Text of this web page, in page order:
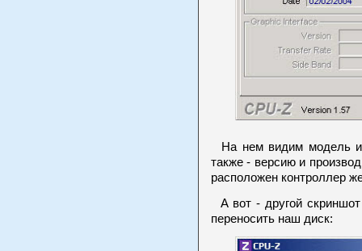
На нем видим модель и
также - версию и
расположен контроллер
А вот - другой
переносить наш диск: